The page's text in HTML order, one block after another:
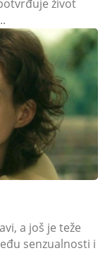
život
senzualnosti i